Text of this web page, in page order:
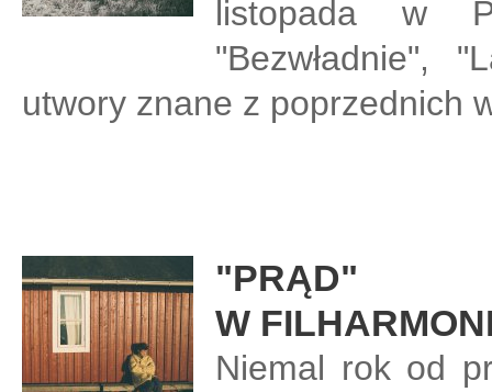
listopada w
"Bezwładnie",
utwory znane z poprzednich
"PRĄD"
W
Niemal rok od